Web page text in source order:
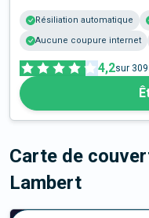
Résiliation automatique
Aucune coupure internet
4,2sur
Carte de
Lambert